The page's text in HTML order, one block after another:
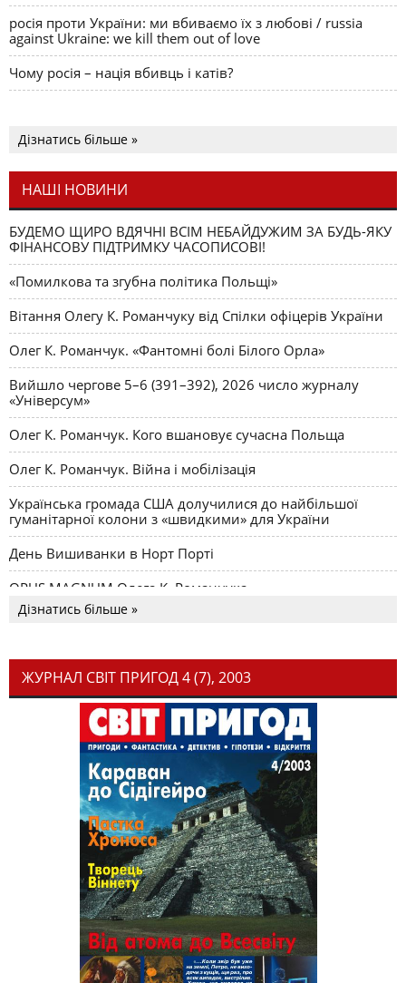
росія проти України: ми вбиваємо їх з любові / russia
against Ukraine: we kill them out of love
Чому росія – нація вбивць і катів?
Дізнатись більше »
НАШІ НОВИНИ
БУДЕМО ЩИРО ВДЯЧНІ ВСІМ НЕБАЙДУЖИМ ЗА БУДЬ-ЯКУ
ФІНАНСОВУ ПІДТРИМКУ ЧАСОПИСОВІ!
«Помилкова та згубна політика Польщі»
Вітання Олегу К. Романчуку від Спілки офіцерів України
Олег К. Романчук. «Фантомні болі Білого Орла»
Вийшло чергове 5–6 (391–392), 2026 число журналу
«Універсум»
Олег К. Романчук. Кого вшановує сучасна Польща
Олег К. Романчук. Війна і мобілізація
Українська громада США долучилися до найбільшої
гуманітарної колони з «швидкими» для України
День Вишиванки в Норт Порті
OPUS MAGNUM Олега К. Романчука
Дізнатись більше »
ЖУРНАЛ СВІТ ПРИГОД 4 (7), 2003